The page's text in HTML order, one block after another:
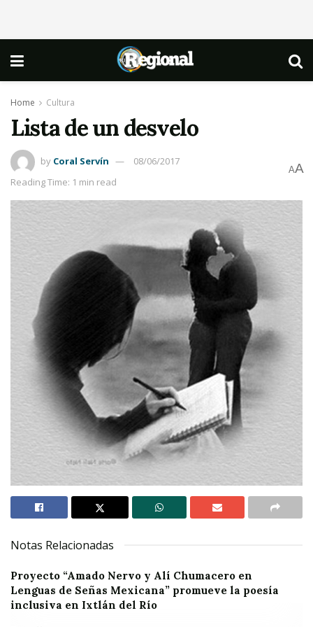
Home Cultura
Lista de un desvelo
by Coral Servín
08/06/2017
Reading Time: 1 min read
AA
Notas Relacionadas
Proyecto “Amado Nervo y Alí Chumacero en
Lenguas de Señas Mexicana” promueve la poesía
inclusiva en Ixtlán del Río